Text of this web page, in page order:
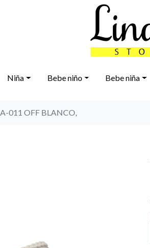
Niña Bebe niño Bebe niña
011 OFF BLANCO,